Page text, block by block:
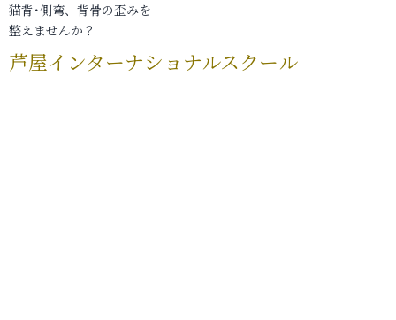
猫背･側弯、背骨の歪みを
整えませんか？
芦屋インターナショナルスクール